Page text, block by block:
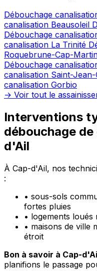
Débouchage
canalisation Beausoleil
Débouchage
canalisation La Trinité
Roquebrune-Cap-
Débouchage
canalisation Saint-
canalisation Gorbio
→ Voir tout le
Interventions
débouchage
d'Ail
À Cap-d'Ail, nos
:
• sous-sols
fortes pluies
• logements loués
• maisons de ville
étroit
Bon à savoir à Cap-
planifions le passage